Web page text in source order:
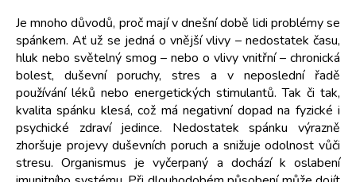
u
Je mnoho důvodů, proč mají v dnešní době lidi problémy se
spánkem. Ať už se jedná o vnější vlivy – nedostatek času,
hluk nebo světelný smog – nebo o vlivy vnitřní – chronická
bolest, duševní poruchy, stres a v neposlední řadě
používání léků nebo energetických stimulantů. Tak či tak,
kvalita spánku klesá, což má negativní dopad na fyzické i
psychické zdraví jedince. Nedostatek spánku výrazně
zhoršuje projevy duševních poruch a snižuje odolnost vůči
stresu. Organismus je vyčerpaný a dochází k oslabení